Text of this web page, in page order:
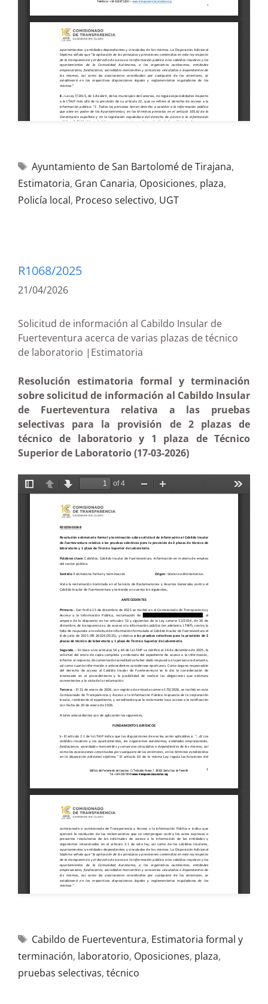
Ayuntamiento de San Bartolomé de Tirajana,
Estimatoria, Gran Canaria, Oposiciones, plaza,
Policía local, Proceso selectivo, UGT
R1068/2025
21/04/2026
Solicitud de información al Cabildo Insular de
Fuerteventura acerca de varias plazas de técnico
de laboratorio |Estimatoria
Resolución estimatoria formal y terminación
sobre solicitud de información al Cabildo Insular
de Fuerteventura relativa a las pruebas
selectivas para la provisión de 2 plazas de
técnico de laboratorio y 1 plaza de Técnico
Superior de Laboratorio (17-03-2026)
Cabildo de Fuerteventura, Estimatoria formal y
terminación, laboratorio, Oposiciones, plaza,
pruebas selectivas, técnico